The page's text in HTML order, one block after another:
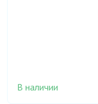
В наличии